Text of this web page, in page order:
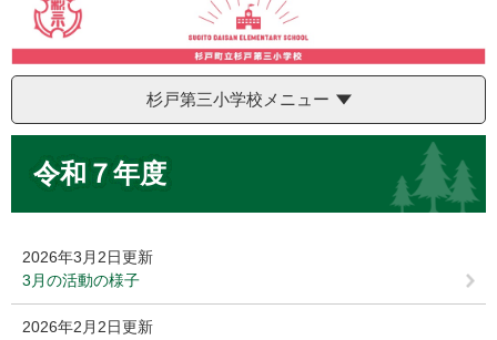
本
杉戸第三小学校メニュー
令和７年度
2026年3月2日更新
3月の活動の様子
2026年2月2日更新